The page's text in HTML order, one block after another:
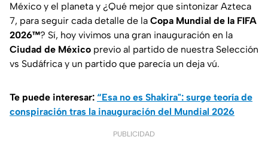
México y el planeta y ¿Qué mejor que sintonizar Azteca
7, para seguir cada detalle de la Copa Mundial de la FIFA
2026™? Sí, hoy vivimos una gran inauguración en la
Ciudad de México previo al partido de nuestra Selección
vs Sudáfrica y un partido que parecía un deja vú.
Te puede interesar: “Esa no es Shakira": surge teoría de
conspiración tras la inauguración del Mundial 2026
PUBLICIDAD